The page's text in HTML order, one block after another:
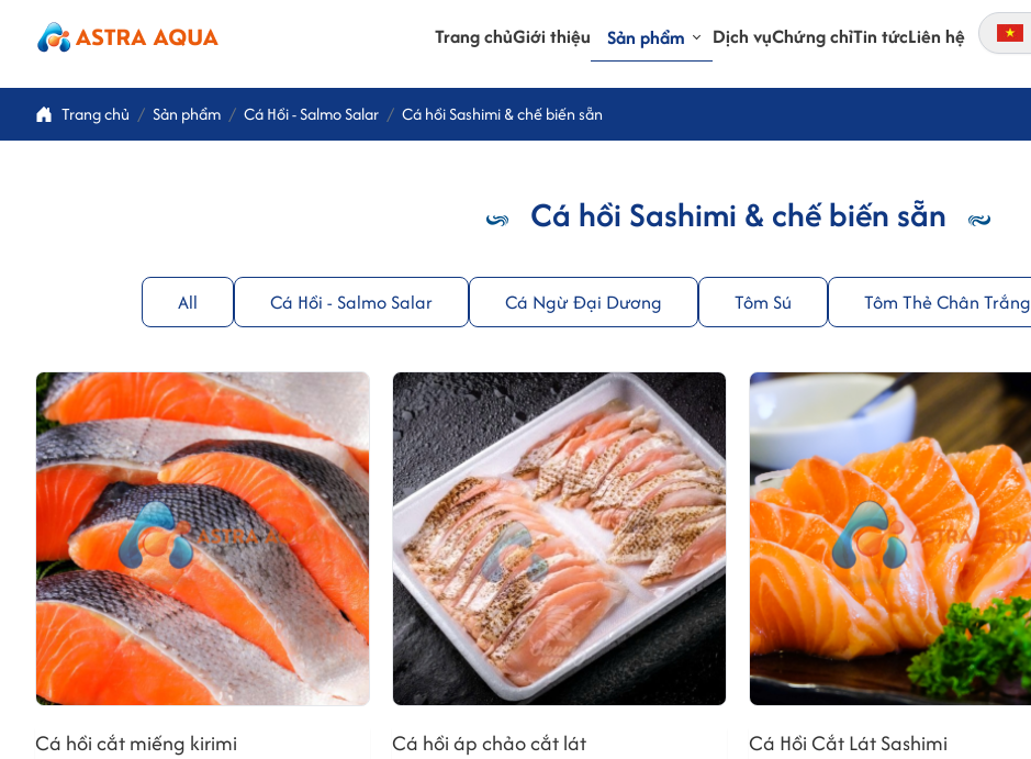
Trang chủGiới thiệu Sản phẩm Dịch vụChứng chỉTin tứcLiên hệ
Trang chủ Sản phẩm Cá Hồi - Salmo Salar Cá hồi Sashimi & chế biến sẵn
Cá hồi Sashimi & chế biến sẵn
All Cá Hồi - Salmo Salar Cá Ngừ Đại Dương Tôm Sú Tôm Thẻ Chân Trắng
Cá hồi cắt miếng kirimi Cá hồi áp chảo cắt lát Cá Hồi Cắt Lát Sashimi